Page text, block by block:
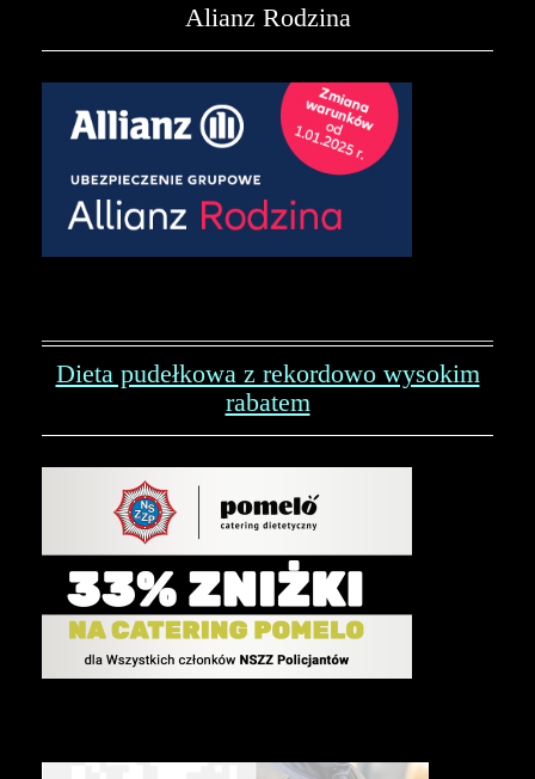
Alianz Rodzina
Dieta pudełkowa z rekordowo wysokim
rabatem